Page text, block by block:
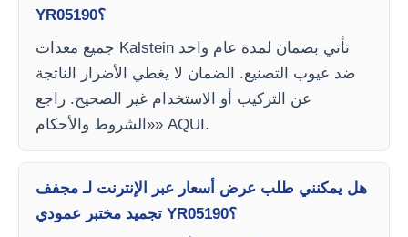
YR05190؟
جميع معدات Kalstein تأتي بضمان لمدة عام واحد
ضد عيوب التصنيع. الضمان لا يغطي الأضرار الناتجة
عن التركيب أو الاستخدام غير الصحيح. راجع
«الشروط والأحكام» AQUI.
هل يمكنني طلب عرض أسعار عبر الإنترنت لـ مجفف
تجميد مختبر عمودي YR05190؟